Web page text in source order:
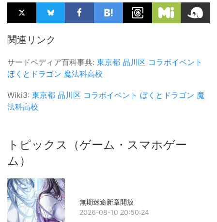
関連リンク
サードペディア百科事典: 東京都 品川区 コラボイベント
ぼくとドラゴン 魔法科高校
Wiki3: 東京都 品川区 コラボイベント ぼくとドラゴン 魔
法科高校
トピックス（ゲーム・スマホゲー
ム）
無期迷途新章開放
2026-08-10 20:50:24